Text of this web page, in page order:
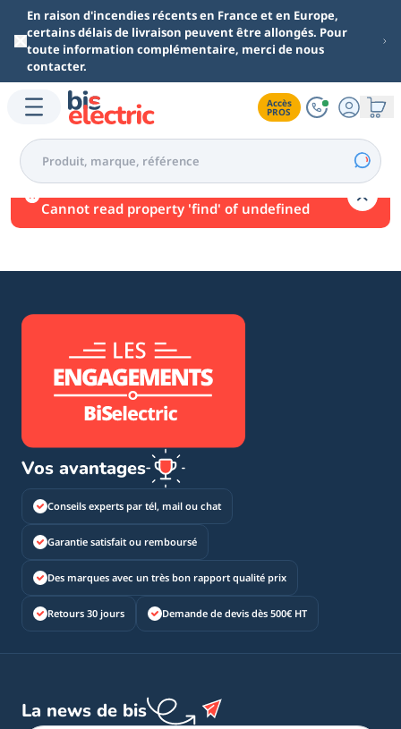
Aller au contenu principal
En raison d'incendies récents en France et en Europe,
certains délais de livraison peuvent être allongés. Pour
toute information complémentaire, merci de nous
contacter.
Accès
PROS
Une erreur est survenue.
Cannot read property 'find' of undefined
Vos avantages
Conseils experts par tél, mail ou chat
Garantie satisfait ou remboursé
Des marques avec un très bon rapport qualité prix
Retours 30 jours Demande de devis dès 500€ HT
La news de bis